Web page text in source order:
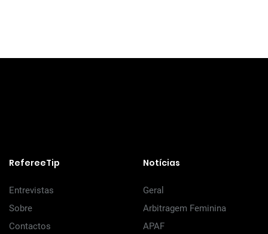
RefereeTip
Entrevistas
Sobre
Contactos
Notícias
Geral
Arbitragem Feminina
APAF